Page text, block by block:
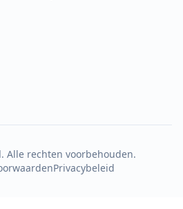
Alle rechten voorbehouden.
Privacybeleid